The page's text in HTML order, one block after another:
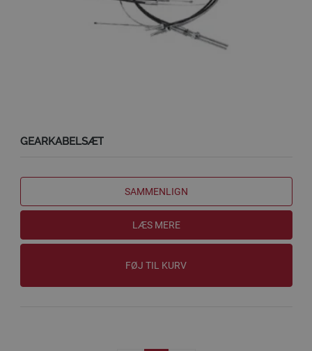
GEARKABELSÆT
SAMMENLIGN
LÆS MERE
FØJ TIL KURV